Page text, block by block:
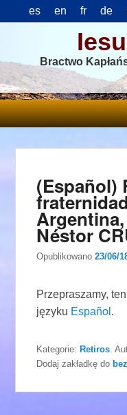
es en fr de
Bractwo
(Español)
Néstor
Opublikowano23/06/
Przepraszamy,
języku Español .
Kategorie:Retiros .
Dodaj zakładkę do